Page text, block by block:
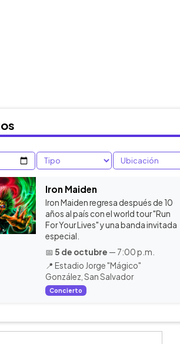
Iron Maiden
Iron Maiden regresa después de 10
años al país con el world tour "Run
For Your Lives" y una banda invitada
especial.
📅 5 de octubre — 7:00 p.m.
📍 Estadio Jorge "Mágico"
González, San Salvador
Concierto